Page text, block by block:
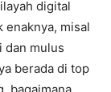
digital
enaknya, misal
dan mulus
berada di top